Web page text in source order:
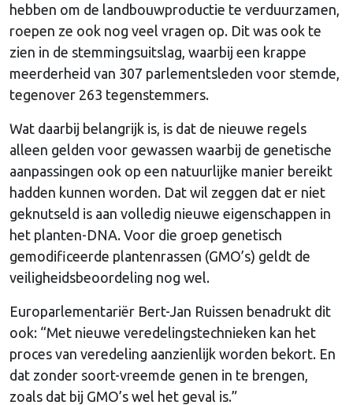
hebben om de landbouwproductie te verduurzamen,
roepen ze ook nog veel vragen op. Dit was ook te
zien in de stemmingsuitslag, waarbij een krappe
meerderheid van 307 parlementsleden voor stemde,
tegenover 263 tegenstemmers.
Wat daarbij belangrijk is, is dat de nieuwe regels
alleen gelden voor gewassen waarbij de genetische
aanpassingen ook op een natuurlijke manier bereikt
hadden kunnen worden. Dat wil zeggen dat er niet
geknutseld is aan volledig nieuwe eigenschappen in
het planten-DNA. Voor die groep genetisch
gemodificeerde plantenrassen (GMO’s) geldt de
veiligheidsbeoordeling nog wel.
Europarlementariër Bert-Jan Ruissen benadrukt dit
ook: “Met nieuwe veredelingstechnieken kan het
proces van veredeling aanzienlijk worden bekort. En
dat zonder soort-vreemde genen in te brengen,
zoals dat bij GMO’s wel het geval is.”